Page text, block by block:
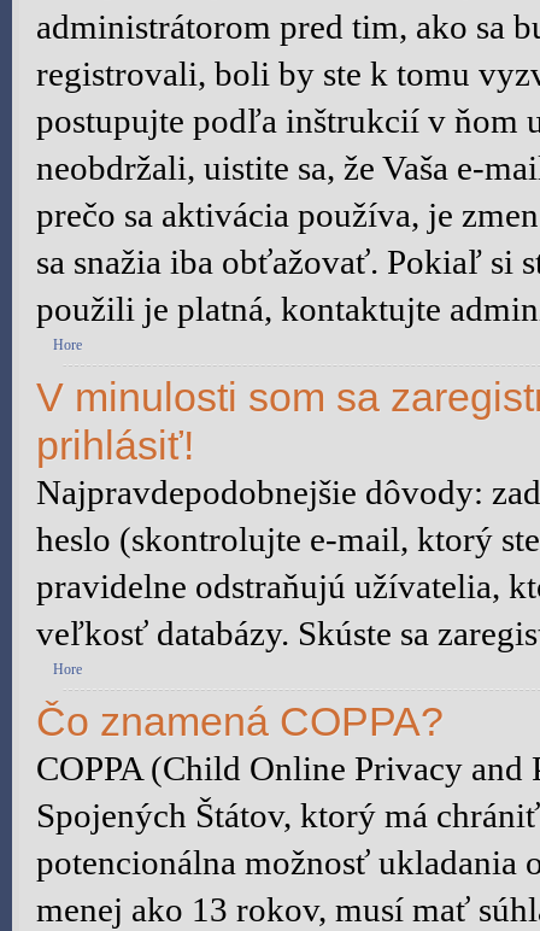
administrátorom pred tim, ako sa
registrovali, boli by ste k tomu
postupujte podľa inštrukcií v ňom
neobdržali, uistite sa, že Vaša e-
prečo sa aktivácia používa, je
sa snažia iba obťažovať. Pokiaľ si
použili je platná, kontaktujte
Hore
V minulosti som sa
prihlásiť!
Najpravdepodobnejšie dôvody:
heslo (skontrolujte e-mail, ktorý
pravidelne odstraňujú užívatelia,
veľkosť databázy. Skúste sa
Hore
Čo znamená COPPA?
COPPA (Child Online Privacy
Spojených Štátov, ktorý má
potencionálna možnosť
menej ako 13 rokov, musí mať